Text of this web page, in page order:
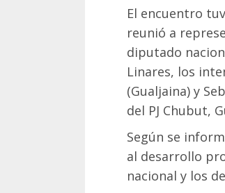
El encuentro
reunió a
diputado
Linares, los
(Gualjaina) y
del PJ Chubut,
Según se
al desarrollo
nacional y los